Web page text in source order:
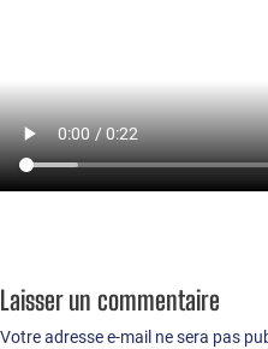
Laisser un commentaire
Votre adresse e-mail ne sera pas